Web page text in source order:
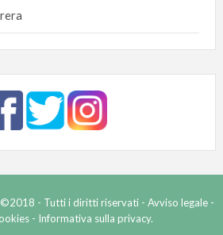
©2018 - Tutti i diritti riservati - Avviso legale -
- Informativa sulla privacy.